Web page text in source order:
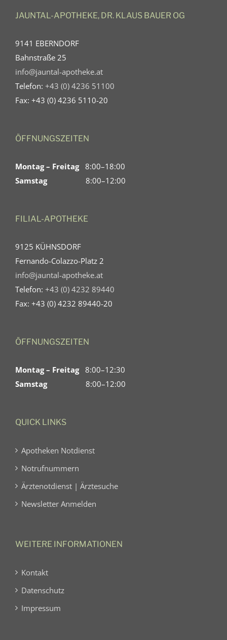
JAUNTAL-APOTHEKE, DR. KLAUS BAUER OG
9141 EBERNDORF
Bahnstraße 25
info@jauntal-apotheke.at
Telefon: +43 (0) 4236 51100
Fax: +43 (0) 4236 5110-20
ÖFFNUNGSZEITEN
Montag – Freitag8:00–18:00
Samstag 8:00–12:00
FILIAL-APOTHEKE
9125 KÜHNSDORF
Fernando-Colazzo-Platz 2
info@jauntal-apotheke.at
Telefon: +43 (0) 4232 89440
Fax: +43 (0) 4232 89440-20
ÖFFNUNGSZEITEN
Montag – Freitag8:00–12:30
Samstag8:00–12:00
QUICK LINKS
Apotheken Notdienst
Notrufnummern
Ärztenotdienst | Ärztesuche
Newsletter Anmelden
WEITERE INFORMATIONEN
Kontakt
Datenschutz
Impressum